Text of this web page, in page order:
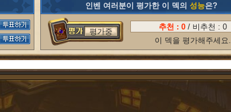
인벤 여러분이 평가한 이 덱의 성능은?
평가중
추천 : 0/ 비추천 : 0
이 덱을 평가해주세요.